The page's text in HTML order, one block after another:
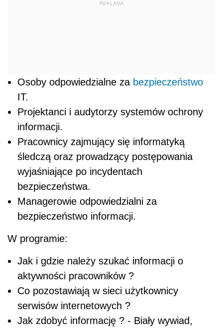
REKLAMA
Osoby odpowiedzialne za bezpieczeństwo
IT.
Projektanci i audytorzy systemów ochrony
informacji.
Pracownicy zajmujący się informatyką
śledczą oraz prowadzący postępowania
wyjaśniające po incydentach
bezpieczeństwa.
Managerowie odpowiedzialni za
bezpieczeństwo informacji.
W programie:
Jak i gdzie należy szukać informacji o
aktywności pracowników ?
Co pozostawiają w sieci użytkownicy
serwisów internetowych ?
Jak zdobyć informację ? - Biały wywiad,